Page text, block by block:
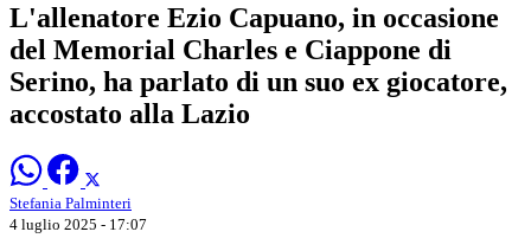
L'allenatore Ezio Capuano, in occasione
del Memorial Charles e Ciappone di
Serino, ha parlato di un suo ex giocatore,
accostato alla Lazio
Stefania Palminteri
4 luglio 2025 - 17:07